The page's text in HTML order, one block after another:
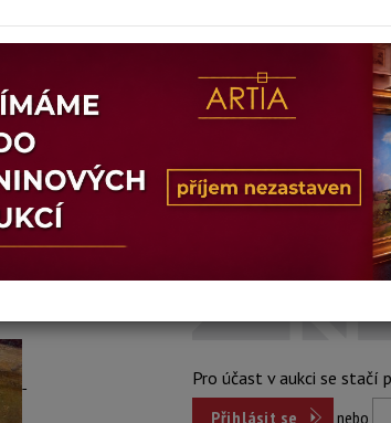
Šířka: 50 cm, výška: 35 cm,
Konec dražby: 06.07.2026
Vyvolávací cena: 8 500 Kč
Pro účast v aukci se stačí
Přihlásit se
nebo